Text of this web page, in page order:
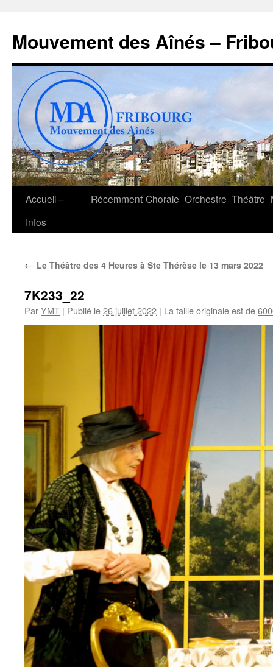
contenu
Mouvement des Aînés –
Accueil –
Infos
Récemment Chorale Orchestre Théâtre
← Le Théâtre des 4 Heures à Ste Thérèse le 13 mars 2022
7K233_22
ParYMT | Publié le26 juillet 2022 | La taille originale est de